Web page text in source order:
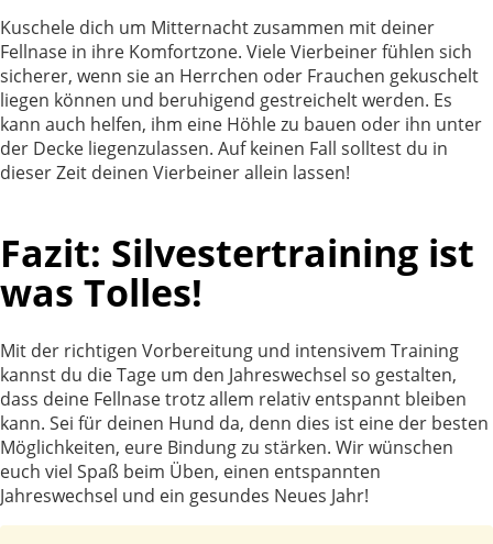
Kuschele dich um Mitternacht zusammen mit deiner
Fellnase in ihre Komfortzone. Viele Vierbeiner fühlen sich
sicherer, wenn sie an Herrchen oder Frauchen gekuschelt
liegen können und beruhigend gestreichelt werden. Es
kann auch helfen, ihm eine Höhle zu bauen oder ihn unter
der Decke liegenzulassen. Auf keinen Fall solltest du in
dieser Zeit deinen Vierbeiner allein lassen!
Fazit: Silvestertraining ist
was Tolles!
Mit der richtigen Vorbereitung und intensivem Training
kannst du die Tage um den Jahreswechsel so gestalten,
dass deine Fellnase trotz allem relativ entspannt bleiben
kann. Sei für deinen Hund da, denn dies ist eine der besten
Möglichkeiten, eure Bindung zu stärken. Wir wünschen
euch viel Spaß beim Üben, einen entspannten
Jahreswechsel und ein gesundes Neues Jahr!